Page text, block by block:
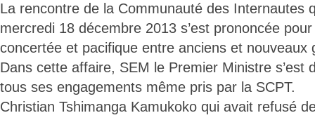
La rencontre de la Communauté des Internautes
mercredi 18 décembre 2013 s’est prononcée
concertée et pacifique entre anciens et nouveaux
Dans cette affaire, SEM le Premier Ministre s’est
tous ses engagements même pris par la SCPT.
Christian Tshimanga Kamukoko qui avait refusé